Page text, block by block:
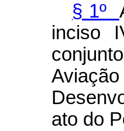
§ 1º
inciso
ato do